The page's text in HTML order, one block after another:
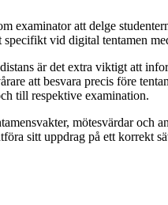
examinator att delge
vid digital tentamen
är det extra viktigt att
att besvara precis före
till respektive examination.
mötesvärdar och
sitt uppdrag på ett korrekt